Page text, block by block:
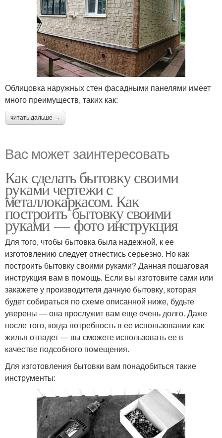
Облицовка наружных стен фасадными панелями имеет
много преимуществ, таких как:
читать дальше →
Вас может заинтересовать
Как сделать бытовку своими
руками чертежи с
металлокаркасом. Как
построить бытовку своими
руками — фото инструкция
Для того, чтобы бытовка была надежной, к ее
изготовлению следует отнестись серьезно. Но как
построить бытовку своими руками? Данная пошаговая
инструкция вам в помощь. Если вы изготовите сами или
закажете у производителя дачную бытовку, которая
будет собираться по схеме описанной ниже, будьте
уверены — она прослужит вам еще очень долго. Даже
после того, когда потребность в ее использовании как
жилья отпадет — вы сможете использовать ее в
качестве подсобного помещения.
Для изготовления бытовки вам понадобиться такие
инструменты: